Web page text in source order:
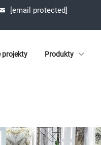
[email protected]
projekty Produkty